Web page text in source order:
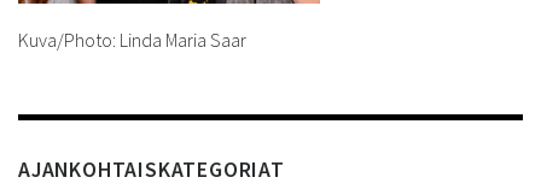
Kuva/Photo: Linda Maria Saar
AJANKOHTAISKATEGORIAT